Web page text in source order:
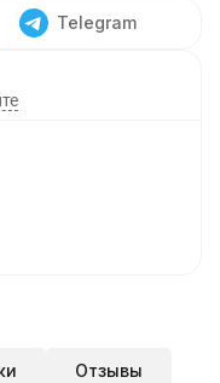
Telegram
Отзывы